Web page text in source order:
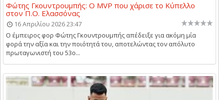
Φώτης Γκουντρουμπής: Ο MVP που χάρισε το Κύπελλο
στον Π.Ο. Ελασσόνας
16 Απριλίου 2026 23:47
Ο έμπειρος φορ Φώτης Γκουντρουμπής απέδειξε για ακόμη μία
φορά την αξία και την ποιότητά του, αποτελώντας τον απόλυτο
πρωταγωνιστή του 53ο...